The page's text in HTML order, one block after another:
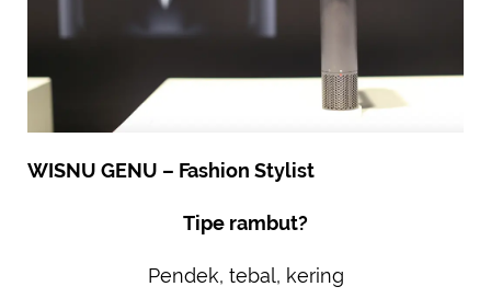
WISNU GENU – Fashion Stylist
Tipe rambut?
Pendek, tebal, kering